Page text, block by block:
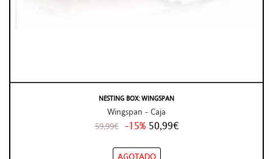
NESTING BOX: WINGSPAN
Wingspan - Caja
59,99€ -15% 50,99€
AGOTADO